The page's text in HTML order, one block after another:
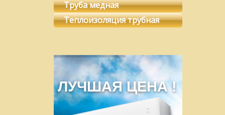
Труба медная
Теплоизоляция трубная
ЛУЧШАЯ ЦЕНА !